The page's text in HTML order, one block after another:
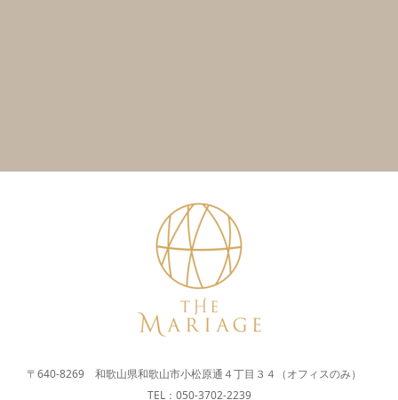
〒640-8269 和歌山県和歌山市小松原通４丁目３４（オフィスのみ）
TEL：050-3702-2239